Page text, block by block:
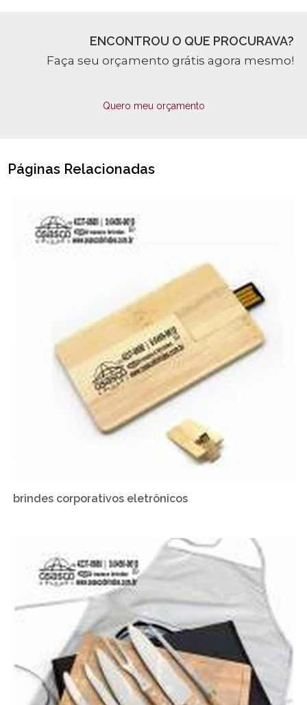
ENCONTROU O QUE PROCURAVA?
Faça seu orçamento grátis agora mesmo!
Quero meu orçamento
Páginas Relacionadas
brindes corporativos eletrônicos